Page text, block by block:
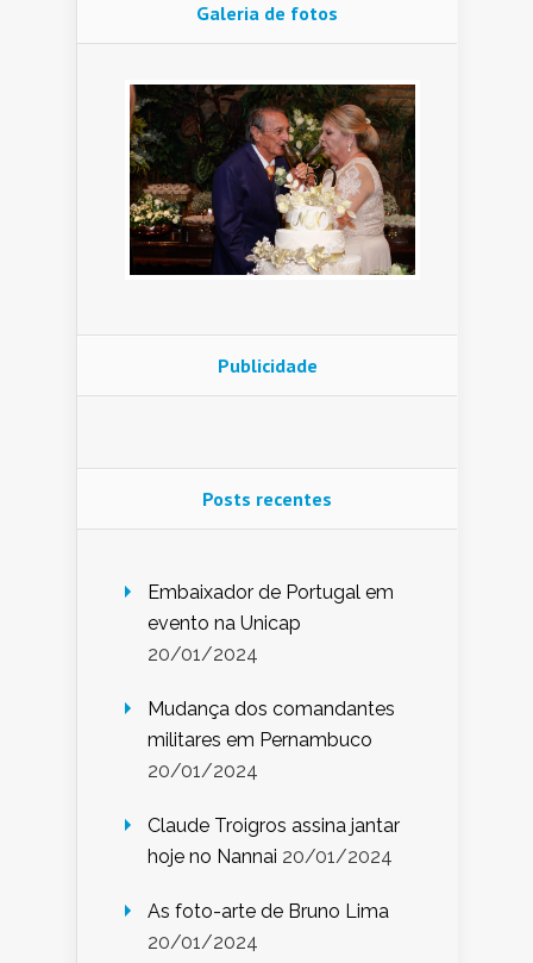
Galeria de fotos
Publicidade
Posts recentes
Embaixador de Portugal em
evento na Unicap
20/01/2024
Mudança dos comandantes
militares em Pernambuco
20/01/2024
Claude Troigros assina jantar
hoje no Nannai 20/01/2024
As foto-arte de Bruno Lima
20/01/2024